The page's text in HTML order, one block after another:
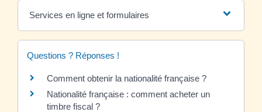
Services en ligne et formulaires
Questions ? Réponses !
Comment obtenir la nationalité française ?
Nationalité française : comment acheter un
timbre fiscal ?